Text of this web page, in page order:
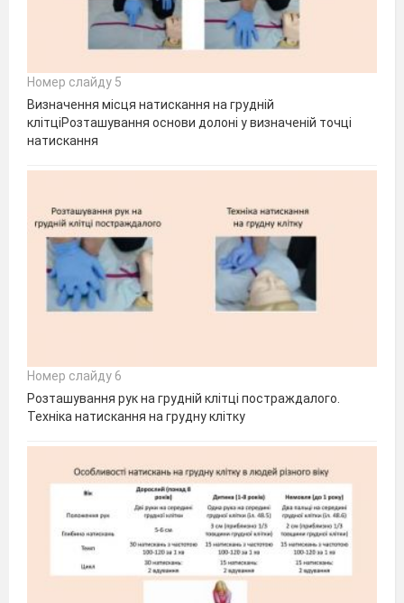
Номер слайду 5
Визначення місця натискання на грудній
клітціРозташування основи долоні у визначеній точці
натискання
Номер слайду 6
Розташування рук на грудній клітці постраждалого.
Техніка натискання на грудну клітку